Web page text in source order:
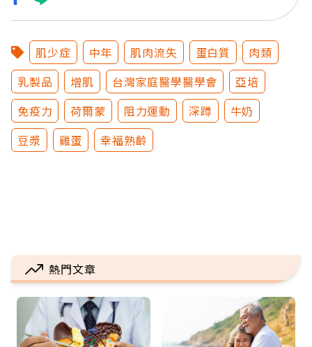
肌少症 中年 肌肉流失 蛋白質
肉類
乳製品
增肌 台灣家庭醫學醫學會
亞培
免疫力
荷爾蒙 阻力運動 深蹲
牛奶
豆漿
雞蛋 幸福熟齡
熱門文章